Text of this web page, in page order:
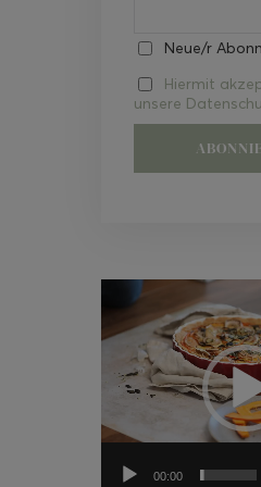
Neue/r
Hiermit
unsere
Video-
Player
00:00